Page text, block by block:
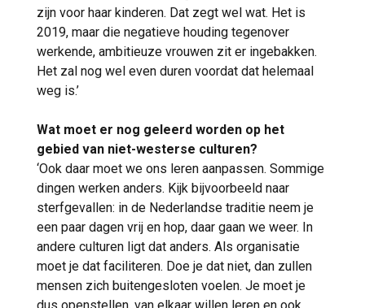
zijn voor haar kinderen. Dat zegt wel wat. Het is
2019, maar die negatieve houding tegenover
werkende, ambitieuze vrouwen zit er ingebakken.
Het zal nog wel even duren voordat dat helemaal
weg is.’
Wat moet er nog geleerd worden op het
gebied van niet-westerse culturen?
‘Ook daar moet we ons leren aanpassen. Sommige
dingen werken anders. Kijk bijvoorbeeld naar
sterfgevallen: in de Nederlandse traditie neem je
een paar dagen vrij en hop, daar gaan we weer. In
andere culturen ligt dat anders. Als organisatie
moet je dat faciliteren. Doe je dat niet, dan zullen
mensen zich buitengesloten voelen. Je moet je